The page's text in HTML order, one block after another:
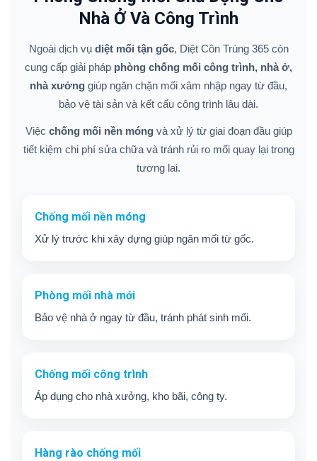
Nhà Ở Và Công Trình
Ngoài dịch vụ diệt mối tận gốc, Diệt Côn Trùng 365 còn
cung cấp giải pháp phòng chống mối công trình, nhà ở,
nhà xưởng giúp ngăn chặn mối xâm nhập ngay từ đầu,
bảo vệ tài sản và kết cấu công trình lâu dài.
Việc chống mối nền móngvà xử lý từ giai đoạn đầu giúp
tiết kiệm chi phí sửa chữa và tránh rủi ro mối quay lại trong
tương lai.
Chống mối nền móng
Xử lý trước khi xây dựng giúp ngăn mối từ gốc.
Phòng mối nhà mới
Bảo vệ nhà ở ngay từ đầu, tránh phát sinh mối.
Chống mối công trình
Áp dụng cho nhà xưởng, kho bãi, công ty.
Hàng rào chống mối